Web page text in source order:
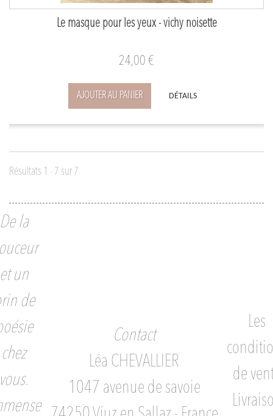
Le masque pour les yeux - vichy noisette
24,00 €
AJOUTER AU PANIER DÉTAILS
Résultats 1 - 7 sur 7.
la
un
de
chez
Contact
Léa CHEVALLIER
1047 avenue de savoie
Les
de